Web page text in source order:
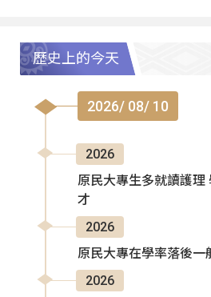
歷史上的今天
2026/ 08/ 10
2026
原民大專生多就讀護理
才
2026
原民大專在學率落後一
2026